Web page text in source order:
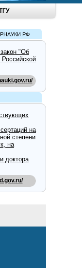
РФ
"Об
Российской
на
степени
на
доктора